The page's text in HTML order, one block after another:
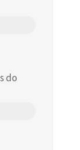
do